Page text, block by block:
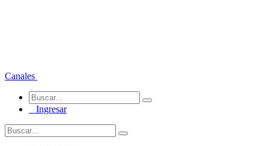
Canales
Ingresar